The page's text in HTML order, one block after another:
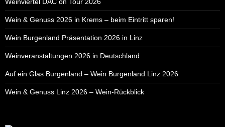
Wein & Genuss 2026 in Krems – beim Eintritt sparen!
Wein Burgenland Präsentation 2026 in Linz
Weinveranstaltungen 2026 in Deutschland
Auf ein Glas Burgenland – Wein Burgenland Linz 2026
Wein & Genuss Linz 2026 – Wein-Rückblick